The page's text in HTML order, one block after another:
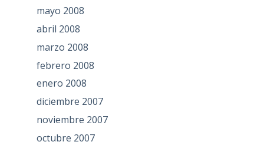
mayo 2008
abril 2008
marzo 2008
febrero 2008
enero 2008
diciembre 2007
noviembre 2007
octubre 2007